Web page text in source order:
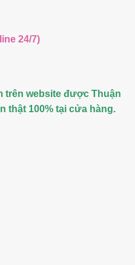
24/7)
trên website được Thuận
thật 100% tại cửa hàng.